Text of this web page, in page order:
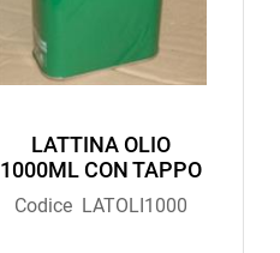
LATTINA OLIO
1000ML CON TAPPO
Codice LATOLI1000